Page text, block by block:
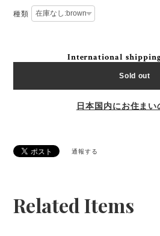
種類
International
Sold out
日本国内にお住まい
通報する
Related Items